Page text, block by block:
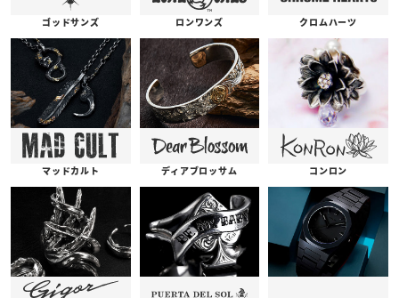
ゴッドサンズ ロンワンズ クロムハーツ
マッドカルト ディアブロッサム コンロン